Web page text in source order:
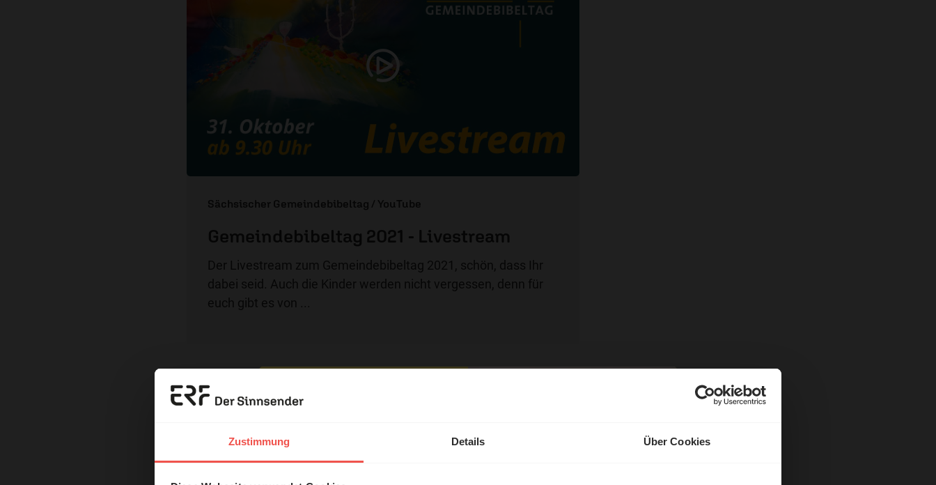
Zustimmung Details Über Cookies
Sächsischer Gemeindebibeltag / YouTube
Gemeindebibeltag 2021 - Livestream
Der Livestream zum Gemeindebibeltag 2021, schön, dass Ihr
dabei seid. Auch die Kinder werden nicht vergessen, denn für
euch gibt es von ...
Die Ansprache als Video
Erzähl mal!
Das erleben unsere Hörerinnen
und Hörer mit Gott ...